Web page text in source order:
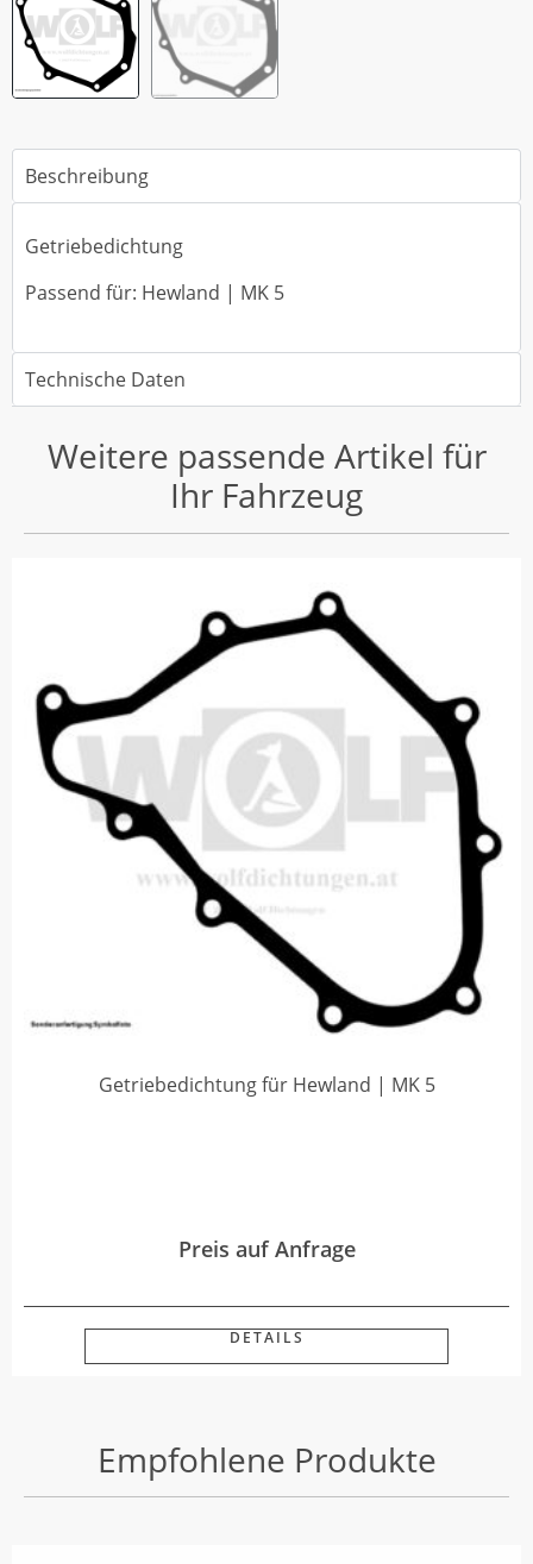
Beschreibung
Getriebedichtung
Passend für: Hewland | MK 5
Technische Daten
Weitere passende Artikel für
Ihr Fahrzeug
Getriebedichtung für Hewland | MK 5
Preis auf Anfrage
DETAILS
Empfohlene Produkte